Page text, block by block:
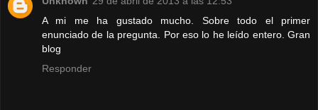
A mi me ha gustado mucho. Sobre todo el primer
enunciado de la pregunta. Por eso lo he leído entero. Gran
blog
Responder